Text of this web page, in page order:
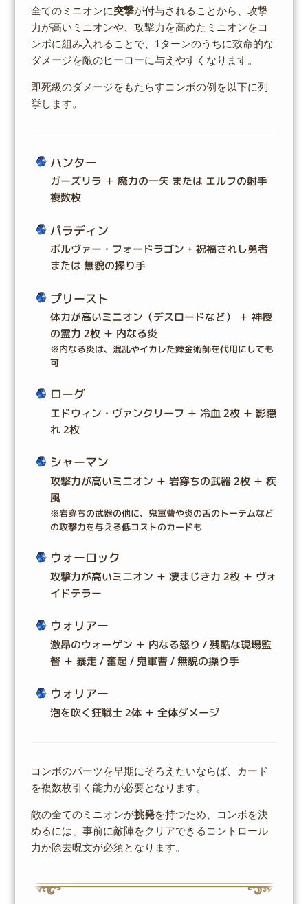
全てのミニオンに突撃が付与されることから、攻撃
力が高いミニオンや、攻撃力を高めたミニオンをコ
ンボに組み入れることで、1ターンのうちに致命的な
ダメージを敵のヒーローに与えやすくなります。
即死級のダメージをもたらすコンボの例を以下に列
挙します。
ハンター
ガーズリラ ＋ 魔力の一矢 または エルフの射手
複数枚
パラディン
ボルヴァー・フォードラゴン + 祝福されし勇者
または 無貌の操り手
プリースト
体力が高いミニオン（デスロードなど） ＋ 神授
の霊力 2枚 ＋ 内なる炎
※内なる炎は、混乱やイカレた錬金術師を代用にしても
可
ローグ
エドウィン・ヴァンクリーフ ＋ 冷血 2枚 ＋ 影隠
れ 2枚
シャーマン
攻撃力が高いミニオン ＋ 岩穿ちの武器 2枚 ＋ 疾
風
※岩穿ちの武器の他に、鬼軍曹や炎の舌のトーテムなど
の攻撃力を与える低コストのカードも
ウォーロック
攻撃力が高いミニオン ＋ 凄まじき力 2枚 ＋ ヴォ
イドテラー
ウォリアー
激昂のウォーゲン ＋ 内なる怒り / 残酷な現場監
督 ＋ 暴走 / 奮起 / 鬼軍曹 / 無貌の操り手
ウォリアー
泡を吹く狂戦士 2体 ＋ 全体ダメージ
コンボのパーツを早期にそろえたいならば、カード
を複数枚引く能力が必要となります。
敵の全てのミニオンが挑発を持つため、コンボを決
めるには、事前に敵陣をクリアできるコントロール
力か除去呪文が必須となります。